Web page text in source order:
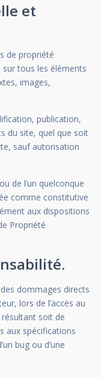
et
de propriété
sur tous les éléments
images,
publication,
du site, quel que soit
sauf autorisation
de l’un quelconque
comme constitutive
aux dispositions
Propriété
dommages directs
lors de l’accès au
soit de
aux spécifications
bug ou d’une